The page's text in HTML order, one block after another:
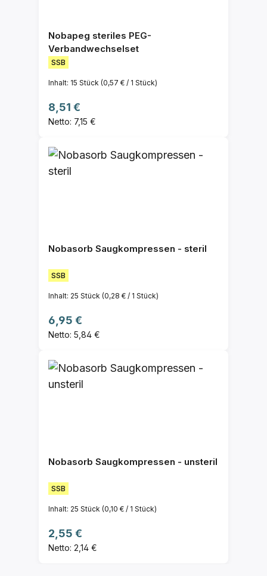
Nobapeg steriles PEG-
Verbandwechselset
SSB
Inhalt: 15 Stück (0,57 € / 1 Stück)
Regulärer Preis:
8,51 €
Netto: 7,15 €
Nobasorb Saugkompressen - steril
SSB
Inhalt: 25 Stück (0,28 € / 1 Stück)
Regulärer Preis:
6,95 €
Netto: 5,84 €
Nobasorb Saugkompressen - unsteril
SSB
Inhalt: 25 Stück (0,10 € / 1 Stück)
Regulärer Preis:
2,55 €
Netto: 2,14 €